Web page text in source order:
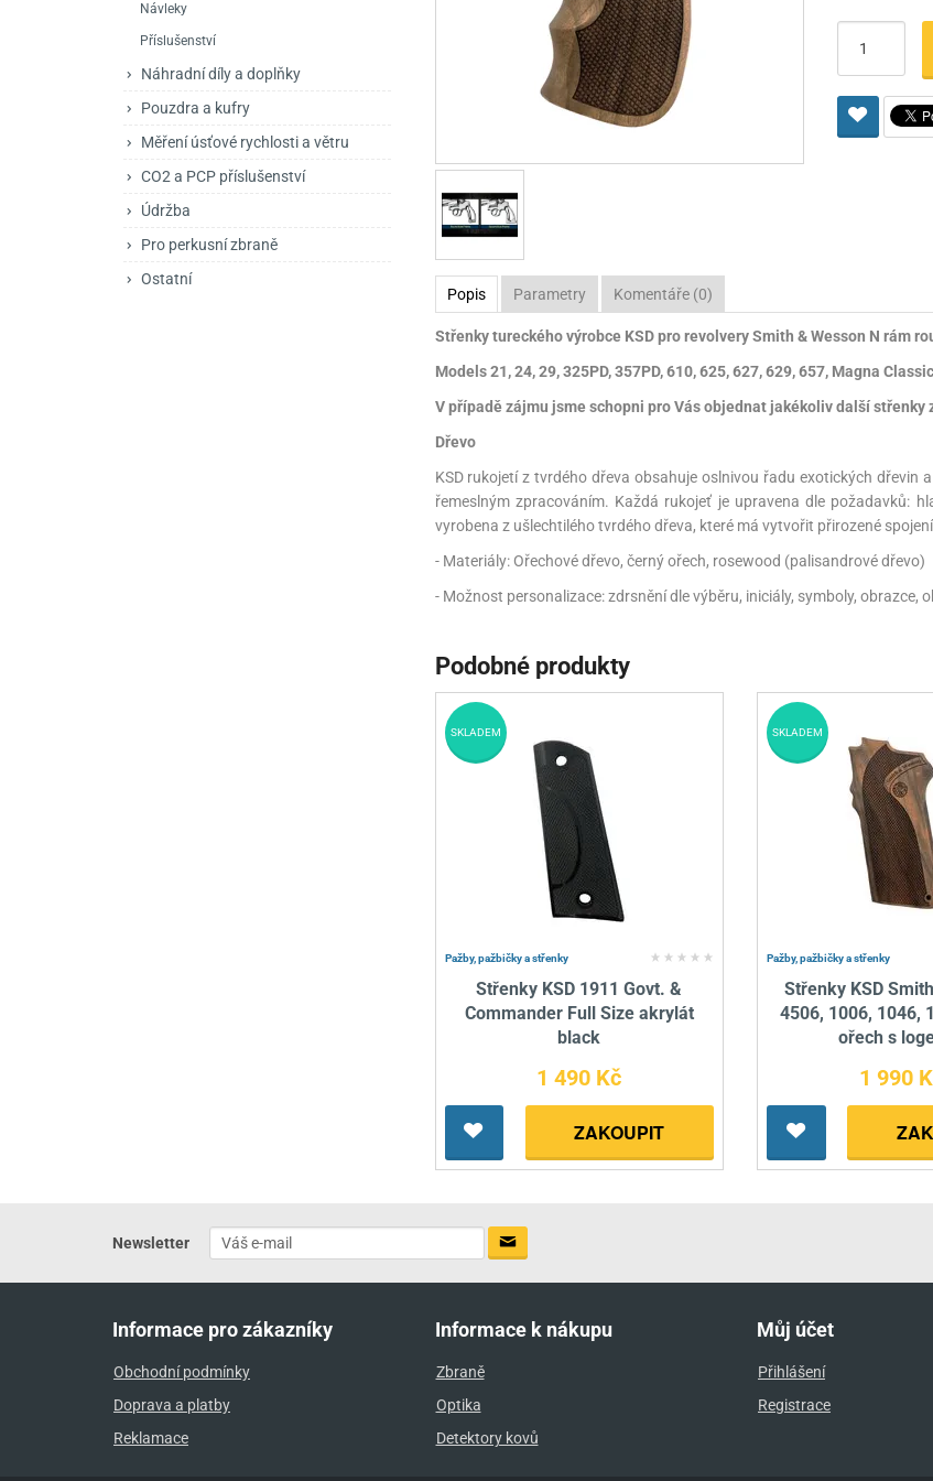
Příslušenství pro zbraně na ZP
Pistole samonabíjecí
Luky
Kuše
Obranné spreje
Pro lištu weaver a picatinny
Adaptéry
Pro lištu 15 - 17 mm
Náboje na ZP Pistolové a revolverové náboje
Pro perkusní zbraně
Návleky
Příslušenství
Náhradní díly a doplňky
Pouzdra a kufry
Měření úsťové rychlosti a větru
CO2 a PCP příslušenství
Údržba
Pro perkusní zbraně
Ostatní
Popis Parametry Komentáře (0)
Střenky tureckého výrobce KSD pro revolvery Smith & Wesson N rám
Models 21, 24, 29, 325PD, 357PD, 610, 625, 627, 629, 657, Magna
V případě zájmu jsme schopni pro Vás objednat jakékoliv další střenky
Dřevo
KSD rukojetí z tvrdého dřeva obsahuje oslnivou řadu exotických dřevin
řemeslným zpracováním. Každá rukojeť je upravena dle požadavků:
vyrobena z ušlechtilého tvrdého dřeva, které má vytvořit přirozené
- Materiály: Ořechové dřevo, černý ořech, rosewood (palisandrové dřevo)
- Možnost personalizace: zdrsnění dle výběru, iniciály, symboly, obrazce,
Podobné produkty
Pažby, pažbičky a střenky
Střenky KSD 1911 Govt. &
Commander Full Size akrylát
black
1 490 Kč
ZAKOUPIT
SKLADEM
Pažby, pažbičky a střenky
Střenky KSD
4506, 1006, 1046,
ořech s
1 990
SKLADEM
Newsletter
Informace pro zákazníky
Obchodní podmínky
Doprava a platby
Reklamace
Informace k nákupu
Zbraně
Optika
Detektory kovů
Můj účet
Přihlášení
Registrace